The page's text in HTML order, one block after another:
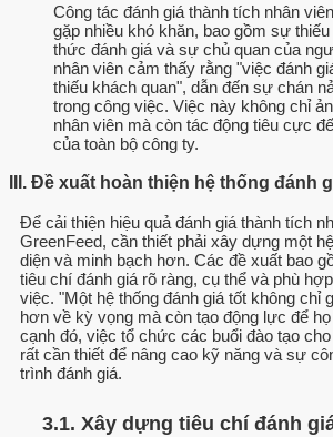
Công tác đánh giá thành tích nhân
gặp nhiều khó khăn, bao gồm sự
thức đánh giá và sự chủ quan của
nhân viên cảm thấy rằng "việc đánh
thiếu khách quan", dẫn đến sự chán
trong công việc. Việc này không chỉ
nhân viên mà còn tác động tiêu cực
của toàn bộ công ty.
III. Đề xuất hoàn thiện hệ thống đánh
Để cải thiện hiệu quả đánh giá thành tích
GreenFeed, cần thiết phải xây dựng một
diện và minh bạch hơn. Các đề xuất bao
tiêu chí đánh giá rõ ràng, cụ thể và phù
việc. "Một hệ thống đánh giá tốt không chỉ
hơn về kỳ vọng mà còn tạo động lực để
cạnh đó, việc tổ chức các buổi đào tạo
rất cần thiết để nâng cao kỹ năng và sự
trình đánh giá.
3.1. Xây dựng tiêu chí đánh